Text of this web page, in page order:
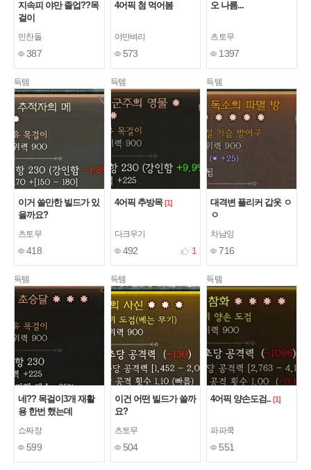
지속피 야만 졸업??목
걸이
민찬돌
387
4어픽 첨 먹어봄
야만벼리
573
오 나름...
츠토무
1397
득템
이거 쓸만한 빌드가 있
을까요?
츠토무
418
득템
4어픽 추방목 [1]
다크우기
492 1
득템
대격변 플리커 갑옷 ㅇ
ㅇ
차남잉
716
득템
네?? 목걸이3개 재활
용 한번 했는데
쇼짜장
599
득템
이건 어떤 빌드가 쓸까
요?
츠토무
504
득템
4어픽 양손도검.. [1]
파파쿡
551